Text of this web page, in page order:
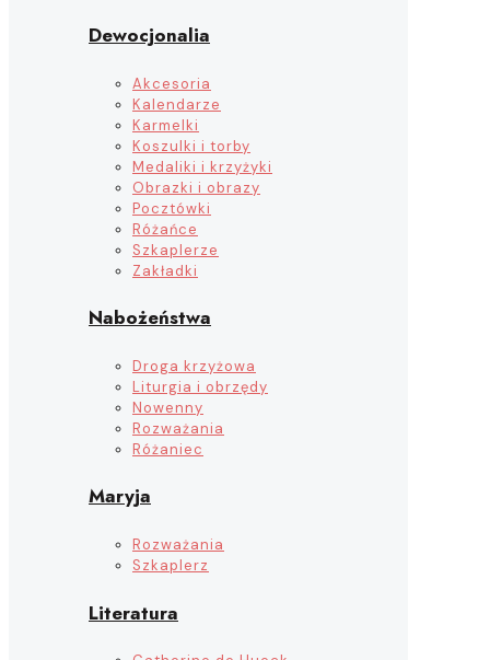
Dewocjonalia
Akcesoria
Kalendarze
Karmelki
Koszulki i torby
Medaliki i krzyżyki
Obrazki i obrazy
Pocztówki
Różańce
Szkaplerze
Zakładki
Nabożeństwa
Droga krzyżowa
Liturgia i obrzędy
Nowenny
Rozważania
Różaniec
Maryja
Rozważania
Szkaplerz
Literatura